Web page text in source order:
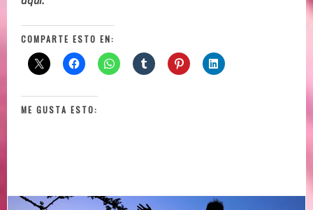
COMPARTE ESTO EN:
ME GUSTA ESTO: